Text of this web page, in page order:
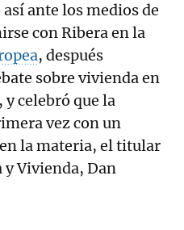
ante los medios de
con Ribera en la
, después
sobre vivienda en
celebró que la
vez con un
la materia, el titular
Vivienda, Dan